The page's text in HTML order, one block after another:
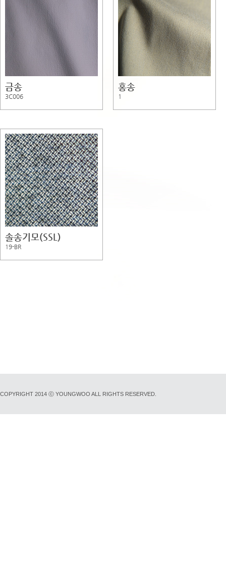
금송
3C006
홍송
1
솔송기모(SSL)
19-BR
COPYRIGHT 2014 ⓒ YOUNGWOO ALL RIGHTS RESERVED.